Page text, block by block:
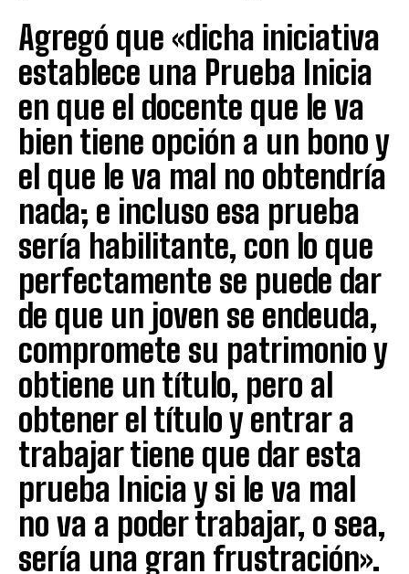
Agregó que «dicha iniciativa
establece una Prueba Inicia
en que el docente que le va
bien tiene opción a un bono y
el que le va mal no obtendría
nada; e incluso esa prueba
sería habilitante, con lo que
perfectamente se puede dar
de que un joven se endeuda,
compromete su patrimonio y
obtiene un título, pero al
obtener el título y entrar a
trabajar tiene que dar esta
prueba Inicia y si le va mal
no va a poder trabajar, o sea,
sería una gran frustración».